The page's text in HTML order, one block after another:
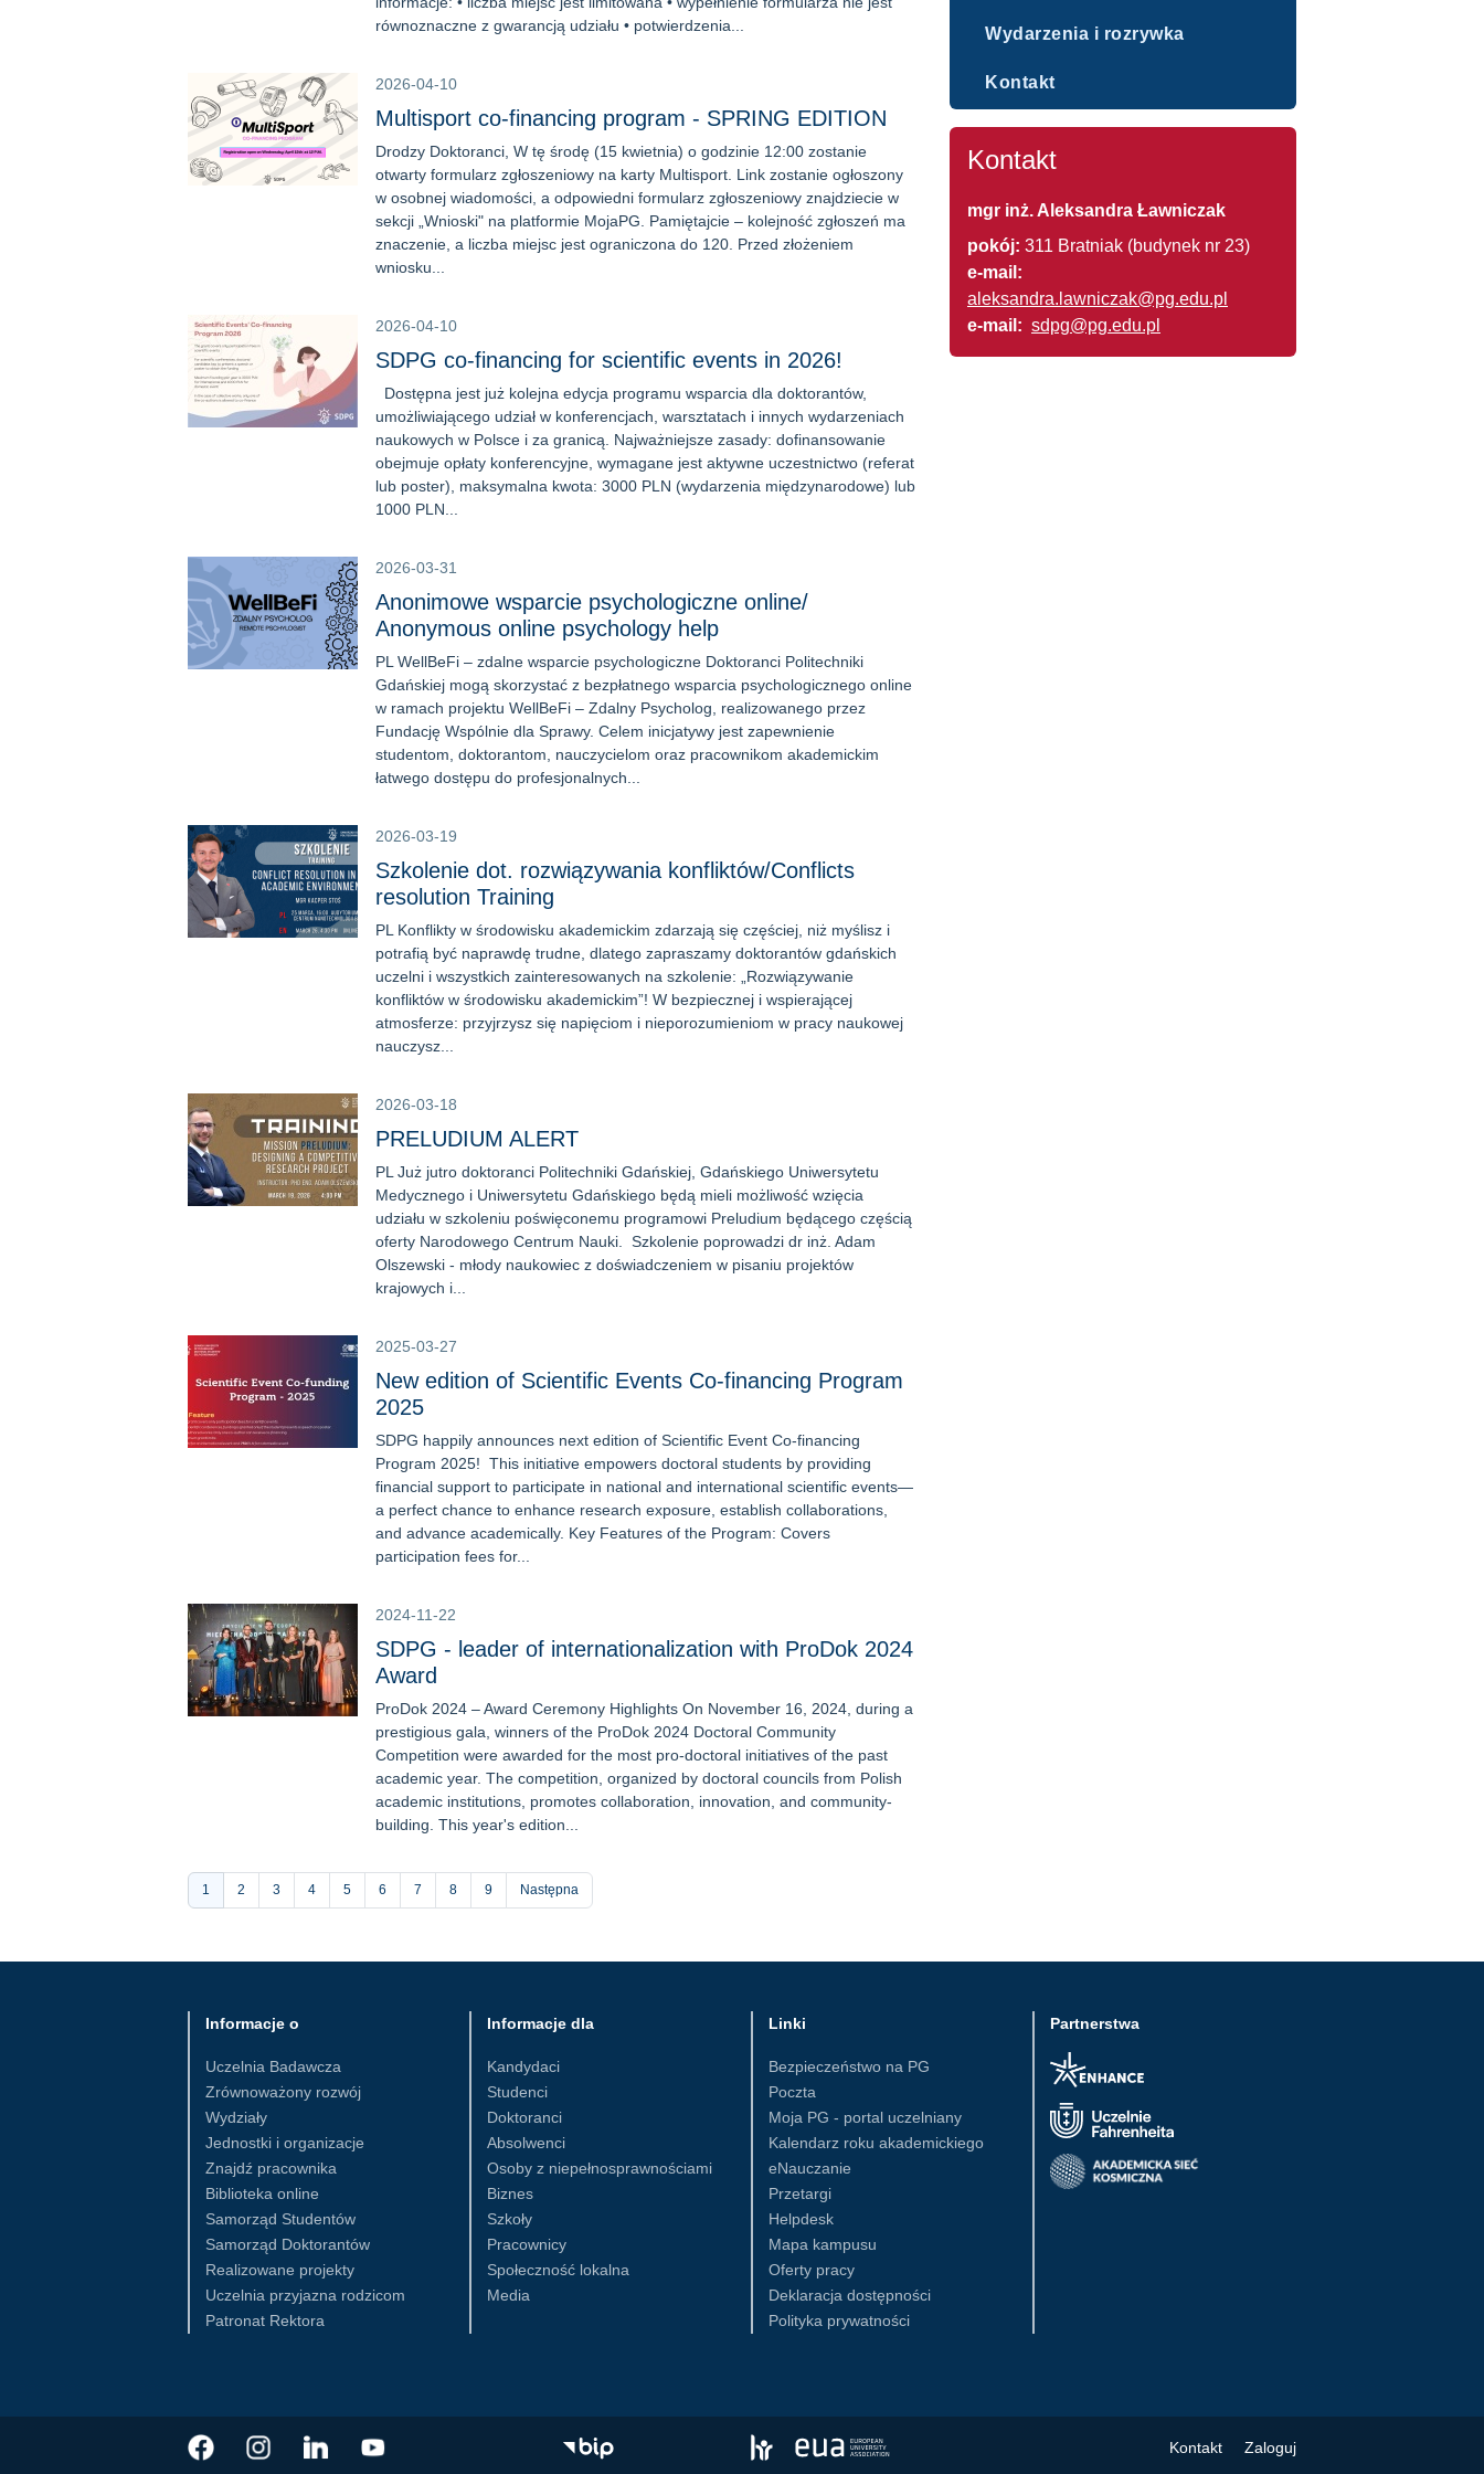
równoznaczne z gwarancją udziału • potwierdzenia...
2026-04-10
Multisport co-financing program - SPRING EDITION
Drodzy Doktoranci, W tę środę (15 kwietnia) o godzinie 12:00 zostanie
otwarty formularz zgłoszeniowy na karty Multisport. Link zostanie ogłoszony
w osobnej wiadomości, a odpowiedni formularz zgłoszeniowy znajdziecie w
sekcji „Wnioski" na platformie MojaPG. Pamiętajcie – kolejność zgłoszeń ma
znaczenie, a liczba miejsc jest ograniczona do 120. Przed złożeniem
wniosku...
2026-04-10
SDPG co-financing for scientific events in 2026!
Dostępna jest już kolejna edycja programu wsparcia dla doktorantów,
umożliwiającego udział w konferencjach, warsztatach i innych wydarzeniach
naukowych w Polsce i za granicą. Najważniejsze zasady: dofinansowanie
obejmuje opłaty konferencyjne, wymagane jest aktywne uczestnictwo (referat
lub poster), maksymalna kwota: 3000 PLN (wydarzenia międzynarodowe) lub
1000 PLN...
2026-03-31
Anonimowe wsparcie psychologiczne online/
Anonymous online psychology help
PL WellBeFi – zdalne wsparcie psychologiczne Doktoranci Politechniki
Gdańskiej mogą skorzystać z bezpłatnego wsparcia psychologicznego online
w ramach projektu WellBeFi – Zdalny Psycholog, realizowanego przez
Fundację Wspólnie dla Sprawy. Celem inicjatywy jest zapewnienie
studentom, doktorantom, nauczycielom oraz pracownikom akademickim
łatwego dostępu do profesjonalnych...
2026-03-19
Szkolenie dot. rozwiązywania konfliktów/Conflicts
resolution Training
PL Konflikty w środowisku akademickim zdarzają się częściej, niż myślisz i
potrafią być naprawdę trudne, dlatego zapraszamy doktorantów gdańskich
uczelni i wszystkich zainteresowanych na szkolenie: „Rozwiązywanie
konfliktów w środowisku akademickim”! W bezpiecznej i wspierającej
atmosferze: przyjrzysz się napięciom i nieporozumieniom w pracy naukowej
nauczysz...
2026-03-18
PRELUDIUM ALERT
PL Już jutro doktoranci Politechniki Gdańskiej, Gdańskiego Uniwersytetu
Medycznego i Uniwersytetu Gdańskiego będą mieli możliwość wzięcia
udziału w szkoleniu poświęconemu programowi Preludium będącego częścią
oferty Narodowego Centrum Nauki. Szkolenie poprowadzi dr inż. Adam
Olszewski - młody naukowiec z doświadczeniem w pisaniu projektów
krajowych i...
2025-03-27
New edition of Scientific Events Co-financing Program
2025
SDPG happily announces next edition of Scientific Event Co-financing
Program 2025! This initiative empowers doctoral students by providing
financial support to participate in national and international scientific events—
a perfect chance to enhance research exposure, establish collaborations,
and advance academically. Key Features of the Program: Covers
participation fees for...
2024-11-22
SDPG - leader of internationalization with ProDok 2024
Award
ProDok 2024 – Award Ceremony Highlights On November 16, 2024, during a
prestigious gala, winners of the ProDok 2024 Doctoral Community
Competition were awarded for the most pro-doctoral initiatives of the past
academic year. The competition, organized by doctoral councils from Polish
academic institutions, promotes collaboration, innovation, and community-
building. This year's edition...
Stronicowanie
Bieżąca
strona
1 Strona
2 Strona
3 Strona
4 Strona
5 Strona
6 Strona
7 Strona
8 Strona
9 Następna
Wydarzenia i rozrywka
Kontakt
Kontakt
mgr inż. Aleksandra Ławniczak
pokój: 311 Bratniak (budynek nr 23)
e-mail:
aleksandra.lawniczak@pg.edu.pl
e-mail: sdpg@pg.edu.pl
Partnerstwa
Informacje o
Uczelnia Badawcza
Zrównoważony rozwój
Wydziały
Jednostki i organizacje
Znajdź pracownika
Biblioteka online
Samorząd Studentów
Samorząd Doktorantów
Realizowane projekty
Uczelnia przyjazna rodzicom
Patronat Rektora
Informacje dla
Kandydaci
Studenci
Doktoranci
Absolwenci
Osoby z niepełnosprawnościami
Biznes
Szkoły
Pracownicy
Społeczność lokalna
Media
Linki
Bezpieczeństwo na PG
Poczta
Moja PG - portal uczelniany
Kalendarz roku akademickiego
eNauczanie
Przetargi
Helpdesk
Mapa kampusu
Oferty pracy
Deklaracja dostępności
Polityka prywatności
Kontakt Zaloguj